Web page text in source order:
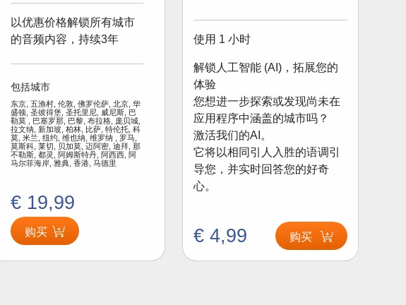
以优惠价格解锁所有城市
的音频内容，持续3年
包括城市
东京, 五渔村, 伦敦, 佛罗伦萨, 北京, 华
盛顿, 圣彼得堡, 圣托里尼, 威尼斯, 巴
勒莫 , 巴塞罗那, 巴黎, 布拉格, 庞贝城,
拉文纳, 新加坡, 柏林, 比萨, 特伦托, 科
莫, 米兰, 纽约, 维也纳, 维罗纳 , 罗马,
莫斯科, 莱切, 贝加莫, 迈阿密, 迪拜, 那
不勒斯, 都灵, 阿姆斯特丹, 阿西西, 阿
马尔菲海岸, 雅典, 香港, 马德里
€ 19,99
购买
使用 1 小时
解锁人工智能 (AI)，拓展您的
体验
您想进一步探索或发现尚未在
应用程序中涵盖的城市吗？
激活我们的AI。
它将以相同引人入胜的语调引
导您，并实时回答您的好奇
心。
€ 4,99 购买